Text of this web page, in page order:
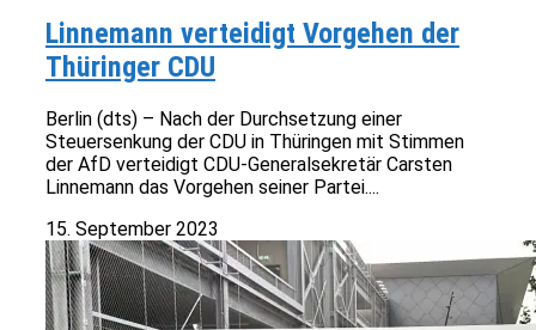
Linnemann verteidigt Vorgehen der
Thüringer CDU
Berlin (dts) – Nach der Durchsetzung einer
Steuersenkung der CDU in Thüringen mit Stimmen
der AfD verteidigt CDU-Generalsekretär Carsten
Linnemann das Vorgehen seiner Partei....
15. September 2023